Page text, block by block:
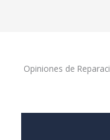
Opiniones de